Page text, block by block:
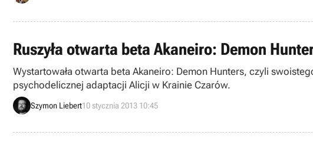
Ruszyła otwarta beta Akaneiro: Demon
Wystartowała otwarta beta Akaneiro: Demon Hunters, czyli
psychodelicznej adaptacji Alicji w Krainie Czarów.
Szymon Liebert10 stycznia 2013 10:45